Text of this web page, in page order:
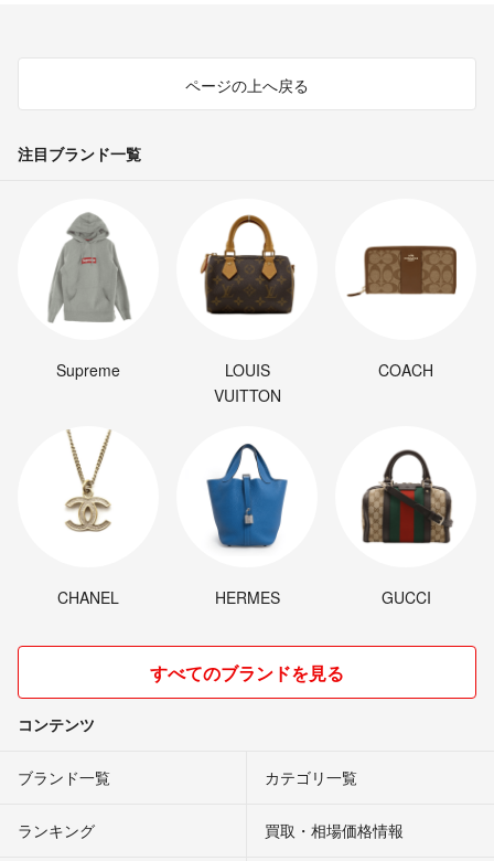
ページの上へ戻る
注目ブランド一覧
Supreme
LOUIS
VUITTON
COACH
CHANEL HERMES GUCCI
すべてのブランドを見る
コンテンツ
ブランド一覧 カテゴリ一覧
ランキング 買取・相場価格情報